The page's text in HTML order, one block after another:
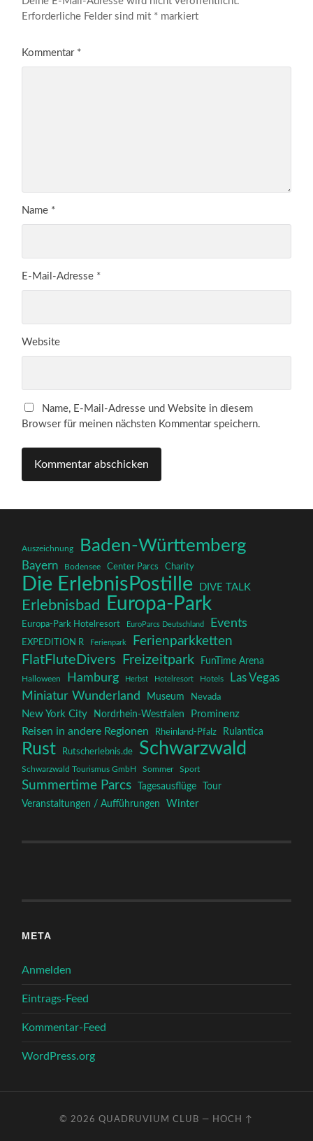
Erforderliche Felder sind mit * markiert
Kommentar *
Name *
E-Mail-Adresse *
Website
Name, E-Mail-Adresse und Website in diesem
Browser für meinen nächsten Kommentar speichern.
Auszeichnung Baden-Württemberg
Bayern Bodensee Center Parcs Charity
Die ErlebnisPostille DIVE TALK
Erlebnisbad Europa-Park
Europa-Park Hotelresort EuroParcs Deutschland Events
EXPEDITION R Ferienpark Ferienparkketten
FlatFluteDivers Freizeitpark FunTime Arena
Halloween Hamburg Herbst Hotelresort Hotels
Las Vegas
Miniatur Wunderland
Museum Nevada
New York City Nordrhein-Westfalen Prominenz
Reisen in andere Regionen Rheinland-Pfalz Rulantica
Rust Rutscherlebnis.de Schwarzwald
Schwarzwald Tourismus GmbH Sommer Sport
Summertime Parcs Tagesausflüge
Tour
Veranstaltungen / Aufführungen
Winter
META
Anmelden
Eintrags-Feed
Kommentar-Feed
WordPress.org
© 2026QUADRUVIUM CLUB — HOCH ↑